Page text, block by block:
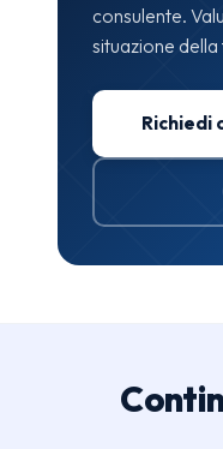
consulente.
situazione della
Richiedi